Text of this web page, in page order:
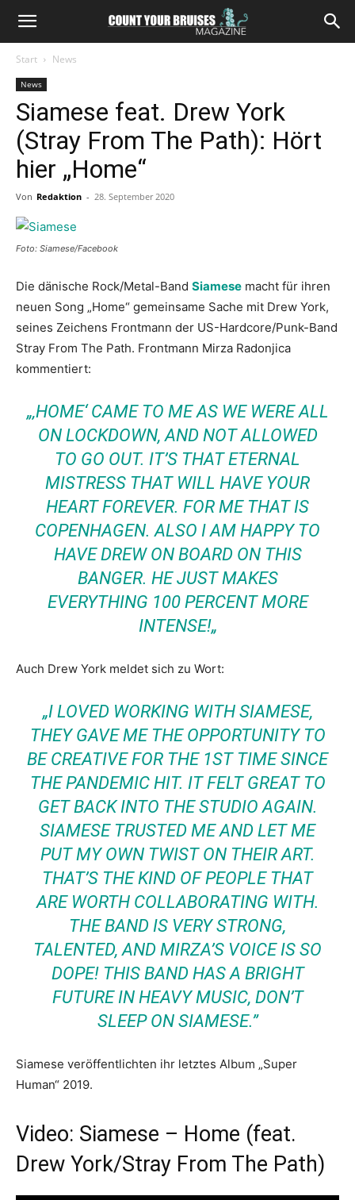
Start News
News
Siamese feat. Drew York
(Stray From The Path): Hört
hier „Home“
Von Redaktion - 28. September 2020
Foto: Siamese/Facebook
Die dänische Rock/Metal-Band Siamese macht für ihren
neuen Song „Home“ gemeinsame Sache mit Drew York,
seines Zeichens Frontmann der US-Hardcore/Punk-Band
Stray From The Path. Frontmann Mirza Radonjica
kommentiert:
„‚HOME‘ CAME TO ME AS WE WERE ALL
ON LOCKDOWN, AND NOT ALLOWED
TO GO OUT. IT’S THAT ETERNAL
MISTRESS THAT WILL HAVE YOUR
HEART FOREVER. FOR ME THAT IS
COPENHAGEN. ALSO I AM HAPPY TO
HAVE DREW ON BOARD ON THIS
BANGER. HE JUST MAKES
EVERYTHING 100 PERCENT MORE
INTENSE!„
Auch Drew York meldet sich zu Wort:
„I LOVED WORKING WITH SIAMESE,
THEY GAVE ME THE OPPORTUNITY TO
BE CREATIVE FOR THE 1ST TIME SINCE
THE PANDEMIC HIT. IT FELT GREAT TO
GET BACK INTO THE STUDIO AGAIN.
SIAMESE TRUSTED ME AND LET ME
PUT MY OWN TWIST ON THEIR ART.
THAT’S THE KIND OF PEOPLE THAT
ARE WORTH COLLABORATING WITH.
THE BAND IS VERY STRONG,
TALENTED, AND MIRZA’S VOICE IS SO
DOPE! THIS BAND HAS A BRIGHT
FUTURE IN HEAVY MUSIC, DON’T
SLEEP ON SIAMESE.”
Siamese veröffentlichten ihr letztes Album „Super
Human“ 2019.
Video: Siamese – Home (feat.
Drew York/Stray From The Path)